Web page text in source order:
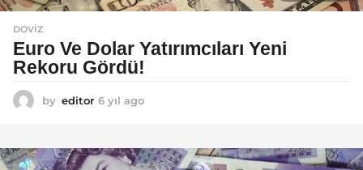
DOVIZ
Euro Ve Dolar Yatırımcıları Yeni
Rekoru Gördü!
by editor 6 yıl ago
l
a